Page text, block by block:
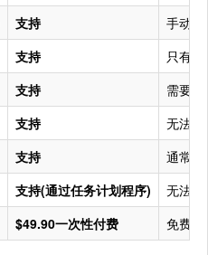
支持
手动
支持
只有
支持
需要
支持
无法实
支持
通常
支持(通过任务计划程序)
无法实
$49.90一次性付费 免费